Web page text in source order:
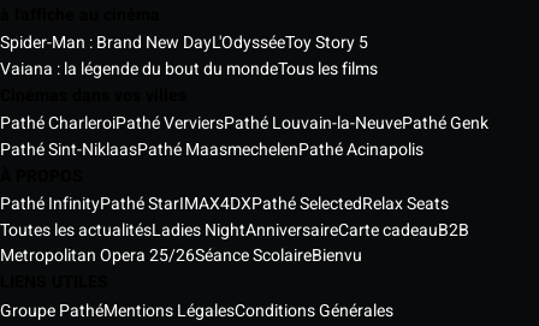
Spider-Man : Brand New DayL'OdysséeToy Story 5
Vaiana : la légende du bout du mondeTous les films
Pathé CharleroiPathé VerviersPathé Louvain-la-NeuvePathé Genk
Pathé Sint-NiklaasPathé MaasmechelenPathé Acinapolis
Pathé InfinityPathé StarIMAX4DXPathé SelectedRelax Seats
Toutes les actualitésLadies NightAnniversaireCarte cadeauB2B
Metropolitan Opera 25/26Séance ScolaireBienvu
Groupe PathéMentions LégalesConditions Générales